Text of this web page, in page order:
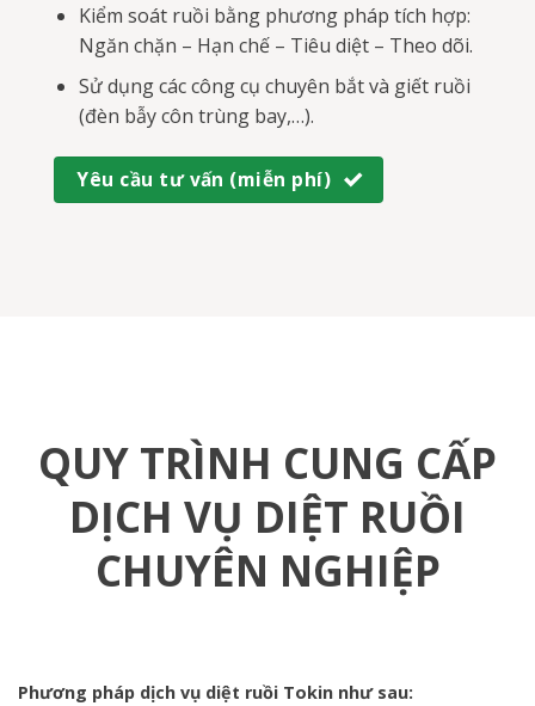
Kiểm soát ruồi bằng phương pháp tích hợp:
Ngăn chặn – Hạn chế – Tiêu diệt – Theo dõi.
Sử dụng các công cụ chuyên bắt và giết ruồi
(đèn bẫy côn trùng bay,…).
Yêu cầu tư vấn (miễn phí)
QUY TRÌNH CUNG CẤP
DỊCH VỤ DIỆT RUỒI
CHUYÊN NGHIỆP
Phương pháp dịch vụ diệt ruồi Tokin như sau: